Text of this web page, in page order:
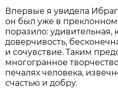
Впервые я увидела
он был уже в преклонном
поразило: удивительная,
доверчивость,
и сочувствие. Таким
многогранное
печалях человека,
счастью и добру.